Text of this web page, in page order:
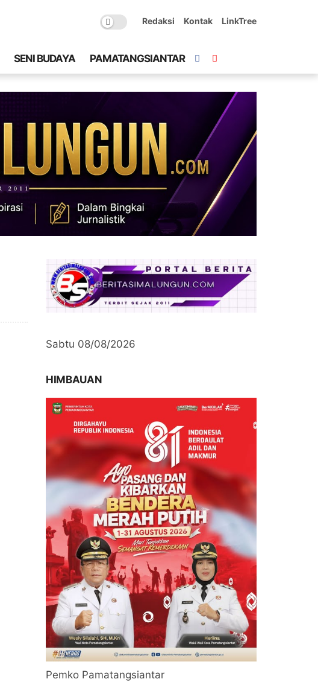
Redaksi Kontak LinkTree
SENI BUDAYA PAMATANGSIANTAR
Sabtu 08/08/2026
HIMBAUAN
Pemko Pamatangsiantar